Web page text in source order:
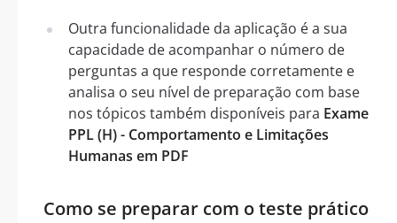
Outra funcionalidade da aplicação é a sua
capacidade de acompanhar o número de
perguntas a que responde corretamente e
analisa o seu nível de preparação com base
nos tópicos também disponíveis para Exame
PPL (H) - Comportamento e Limitações
Humanas em PDF
Como se preparar com o teste prático